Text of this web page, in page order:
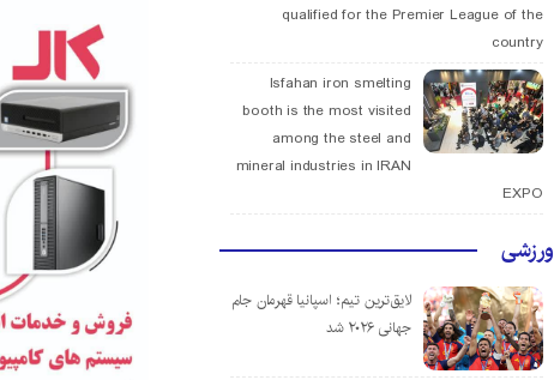
qualified for the Premier League of the
country
Isfahan iron smelting
booth is the most visited
among the steel and
mineral industries in IRAN
EXPO
ورزشی
لایق‌ترین تیم؛ اسپانیا قهرمان جام
جهانی ۲۰۲۶ شد